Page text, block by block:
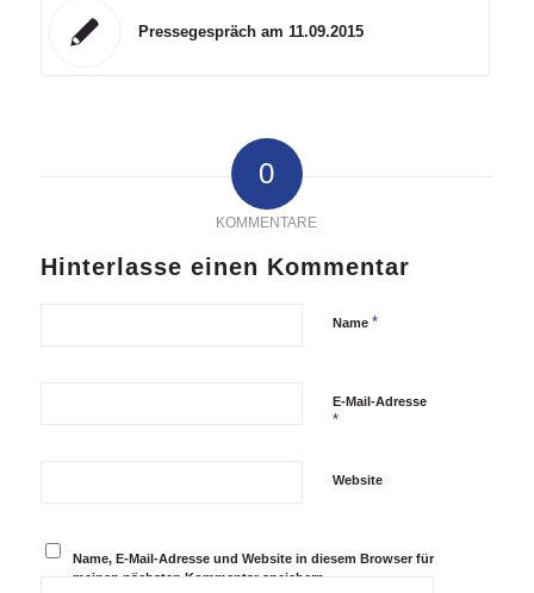
Pressegespräch am 11.09.2015
0
KOMMENTARE
Hinterlasse einen Kommentar
Name *
E-Mail-Adresse
*
Website
Name, E-Mail-Adresse und Website in diesem Browser für
meinen nächsten Kommentar speichern.